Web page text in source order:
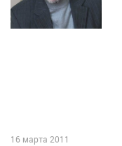
16 марта 2011